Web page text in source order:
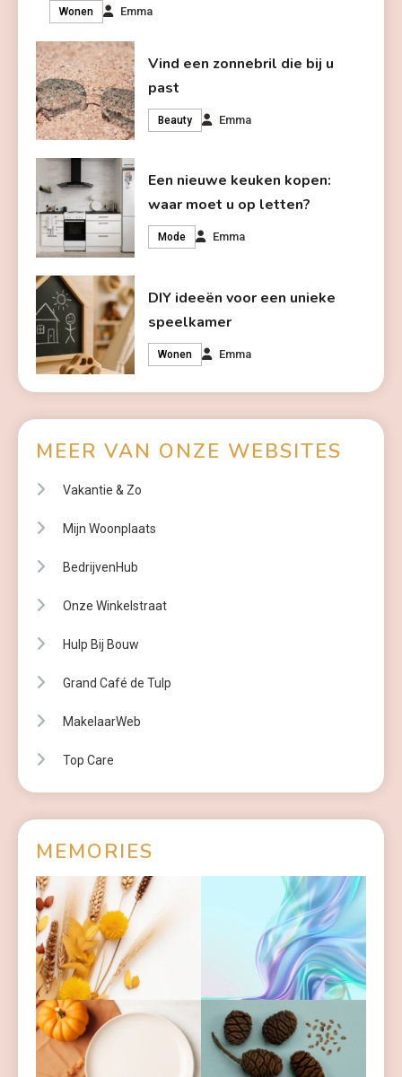
Wonen Emma
Vind een zonnebril die bij u
past
Beauty Emma
Een nieuwe keuken kopen:
waar moet u op letten?
Mode Emma
DIY ideeën voor een unieke
speelkamer
Wonen Emma
MEER VAN ONZE WEBSITES
Vakantie & Zo
Mijn Woonplaats
BedrijvenHub
Onze Winkelstraat
Hulp Bij Bouw
Grand Café de Tulp
MakelaarWeb
Top Care
MEMORIES